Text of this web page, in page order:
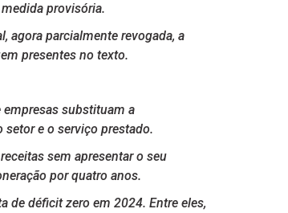
provisória.
agora parcialmente revogada, a
presentes no texto.
empresas substituam a
setor e o serviço prestado.
sem apresentar o seu
por quatro anos.
de déficit zero em 2024. Entre eles,